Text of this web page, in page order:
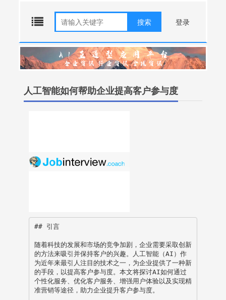
登录
AI应用平台
人工智能写作平台
人工智能绘画平台
人工智能视频平台
人工智能对话平台
人工智能基础设施平台
人工智能开发平台
人工智能运用场景平台
应用案例
资讯中心
人工智能如何帮助企业提高客户参与度
## 引言
随着科技的发展和市场的竞争加剧，企业需要采取创新
的方法来吸引并保持客户的兴趣。人工智能（AI）作
为近年来最引人注目的技术之一，为企业提供了一种新
的手段，以提高客户参与度。本文将探讨AI如何通过
个性化服务、优化客户服务、增强用户体验以及实现精
准营销等途径，助力企业提升客户参与度。